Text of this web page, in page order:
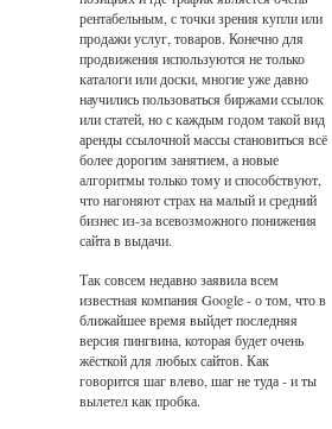
рентабельным, с точки зрения купли или
продажи услуг, товаров. Конечно для
продвижения используются не только
каталоги или доски, многие уже давно
научились пользоваться биржами ссылок
или статей, но с каждым годом такой вид
аренды ссылочной массы становиться всё
более дорогим занятием, а новые
алгоритмы только тому и способствуют,
что нагоняют страх на малый и средний
бизнес из-за всевозможного понижения
сайта в выдачи.
Так совсем недавно заявила всем
известная компания Google - о том, что в
ближайшее время выйдет последняя
версия пингвина, которая будет очень
жёсткой для любых сайтов. Как
говорится шаг влево, шаг не туда - и ты
вылетел как пробка.